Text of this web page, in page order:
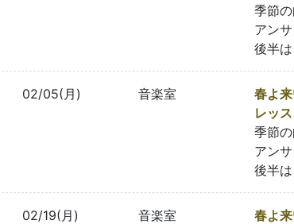
季節
アン
後半
02/05(月) 音楽室
春よ
レッ
季節
アン
後半
02/19(月) 音楽室
春よ